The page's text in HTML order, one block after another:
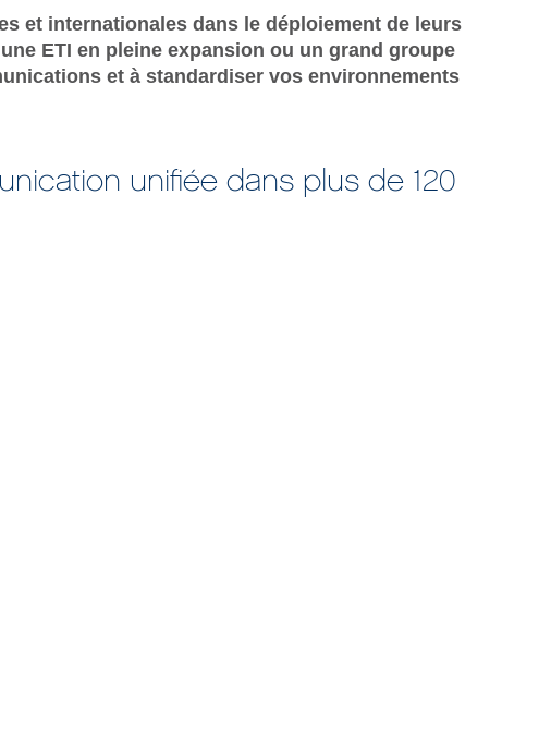
et internationales dans le déploiement de leurs
ETI en pleine expansion ou un grand groupe
et à standardiser vos environnements
unifiée dans plus de 120